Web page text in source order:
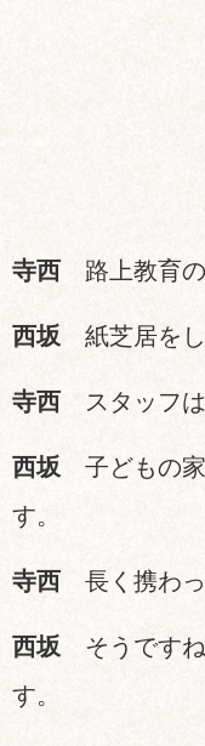
寺西 路上教育の
西坂 紙芝居を
寺西 スタッフは
西坂 子どもの家
す。
寺西 長く携わっ
西坂 そうですね
す。